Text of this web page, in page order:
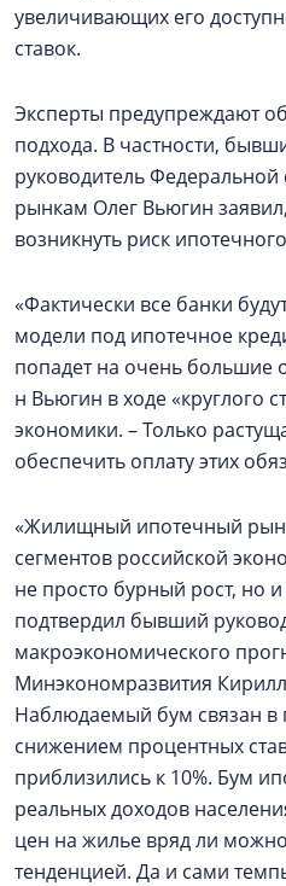
увеличивающих его
ставок.
Эксперты предупреждают
подхода. В частности,
руководитель
рынкам Олег Вьюгин
возникнуть риск
«Фактически все банки
модели под ипотечное
попадет на очень большие
н Вьюгин в ходе «круглого
экономики. – Только
обеспечить оплату этих
«Жилищный ипотечный
сегментов российской
не просто бурный рост, но
подтвердил бывший
макроэкономического
Минэкономразвития
Наблюдаемый бум связан в
снижением процентных
приблизились к 10%. Бум
реальных доходов
цен на жилье вряд ли
тенденцией. Да и сами